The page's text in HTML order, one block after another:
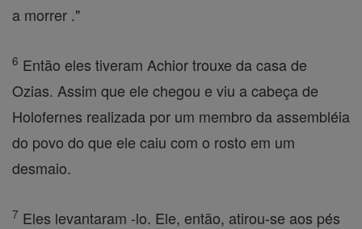
a morrer ."
6 Então eles tiveram Achior trouxe da casa de
Ozias. Assim que ele chegou e viu a cabeça de
Holofernes realizada por um membro da assembléia
do povo do que ele caiu com o rosto em um
desmaio.
7 Eles levantaram -lo. Ele, então, atirou-se aos pés